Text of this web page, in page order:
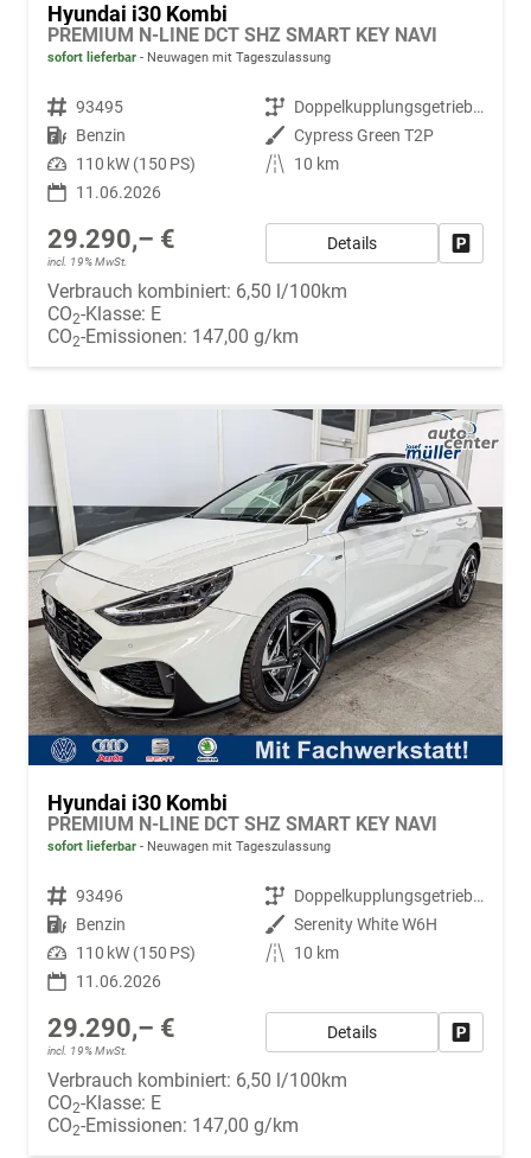
Hyundai i30 Kombi
PREMIUM N-LINE DCT SHZ SMART KEY NAVI
sofort lieferbar Neuwagen mit Tageszulassung
Fahrzeugnr. 93495 Getriebe
Doppelkupplungsgetriebe (DSG)
Kraftstoff Benzin Außenfarbe Cypress Green T2P
Leistung 110 kW (150 PS) Kilometerstand
10 km
11.06.2026
29.290,– €
incl. 19% MwSt.
Details
Verbrauch kombiniert: 6,50 l/100km
CO2-Klasse: E
CO2-Emissionen: 147,00 g/km
Hyundai i30 Kombi
PREMIUM N-LINE DCT SHZ SMART KEY NAVI
sofort lieferbar Neuwagen mit Tageszulassung
Fahrzeugnr. 93496 Getriebe
Doppelkupplungsgetriebe (DSG)
Kraftstoff Benzin Außenfarbe Serenity White W6H
Leistung 110 kW (150 PS) Kilometerstand
10 km
11.06.2026
29.290,– €
incl. 19% MwSt.
Details
Verbrauch kombiniert: 6,50 l/100km
CO2-Klasse: E
CO2-Emissionen: 147,00 g/km